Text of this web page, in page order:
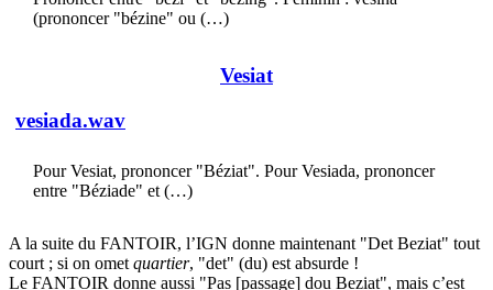
(prononcer "bézine" ou (…)
Vesiat
vesiada.wav
Pour Vesiat, prononcer "Béziat". Pour Vesiada, prononcer
entre "Béziade" et (…)
A la suite du FANTOIR, l’IGN donne maintenant "Det Beziat" tout
court ; si on omet quartier, "det" (du) est absurde !
Le FANTOIR donne aussi "Pas [passage] dou Beziat", mais c’est